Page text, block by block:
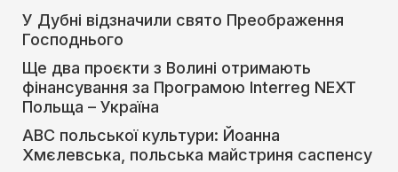
У Дубні відзначили свято Преображення
Господнього
Ще два проєкти з Волині отримають
фінансування за Програмою Interreg NEXT
Польща – Україна
АВС польської культури: Йоанна
Хмєлевська, польська майстриня саспенсу